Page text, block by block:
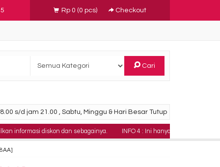
Rp 0 (0 pcs) Checkout
Cari
s/d jam 21.00 , Sabtu, Minggu & Hari Besar Tutup
diskon dan sebagainya. INFO 4 : Ini hanya contoh teks berjalan